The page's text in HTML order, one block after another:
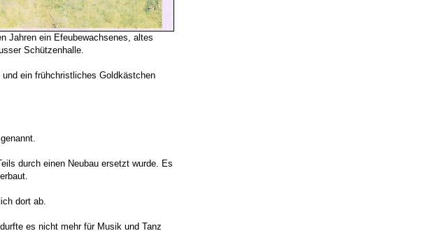
Jahren ein Efeubewachsenes, altes
Schützenhalle.
ein frühchristliches Goldkästchen
durch einen Neubau ersetzt wurde. Es
dort ab.
es nicht mehr für Musik und Tanz